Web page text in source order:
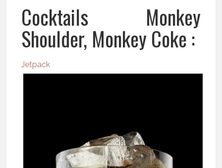
Cocktails Monkey
Shoulder, Monkey Coke :
Jetpack